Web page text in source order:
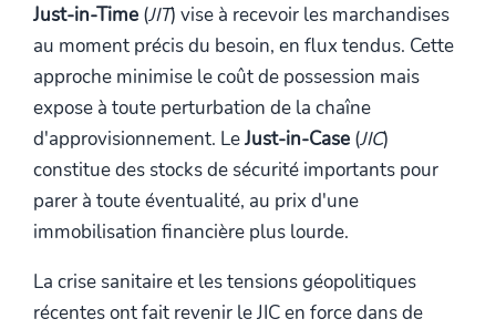
Just-in-Time (JIT) vise à recevoir les marchandises
au moment précis du besoin, en flux tendus. Cette
approche minimise le coût de possession mais
expose à toute perturbation de la chaîne
d'approvisionnement. LeJust-in-Case (JIC)
constitue des stocks de sécurité importants pour
parer à toute éventualité, au prix d'une
immobilisation financière plus lourde.
La crise sanitaire et les tensions géopolitiques
récentes ont fait revenir le JIC en force dans de